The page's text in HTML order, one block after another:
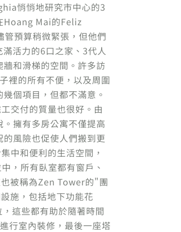
悄悄地研究市中心的3
Hoang Mai的Feliz
預算稍微緊張，但他們
活力的6口之家、3代人
和滑梯的空間。許多訪
裡的所有不便，以及周圍
個項目，但都不滿意。
交付的質量也很好。由
擁有多房公寓不僅提高
風險也促使人們搬到更
中和便利的生活空間，
，所有臥室都有窗戶、
被稱為Zen Tower的"團
施，包括地下功能花
這些都有助於隨著時間
行室內裝修，最後一座塔